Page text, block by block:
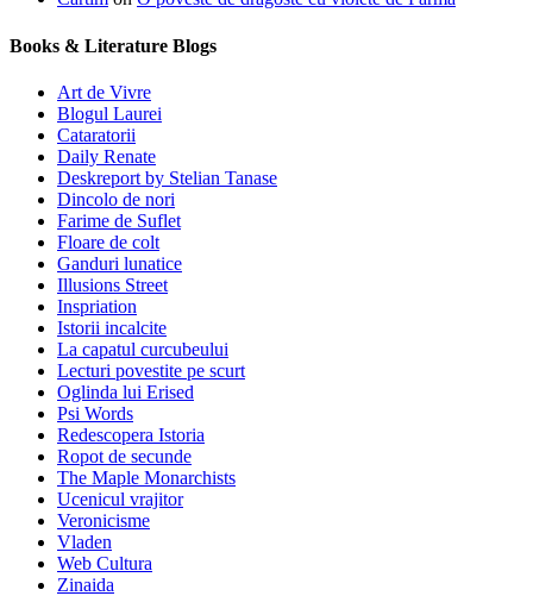
Books & Literature Blogs
Art de Vivre
Blogul Laurei
Cataratorii
Daily Renate
Deskreport by Stelian Tanase
Dincolo de nori
Farime de Suflet
Floare de colt
Ganduri lunatice
Illusions Street
Inspriation
Istorii incalcite
La capatul curcubeului
Lecturi povestite pe scurt
Oglinda lui Erised
Psi Words
Redescopera Istoria
Ropot de secunde
The Maple Monarchists
Ucenicul vrajitor
Veronicisme
Vladen
Web Cultura
Zinaida